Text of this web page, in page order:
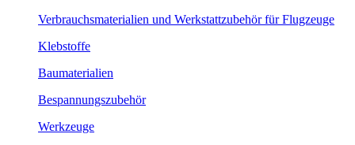
Verbrauchsmaterialien und Werkstattzubehör für Flugzeuge
Klebstoffe
Baumaterialien
Bespannungszubehör
Werkzeuge